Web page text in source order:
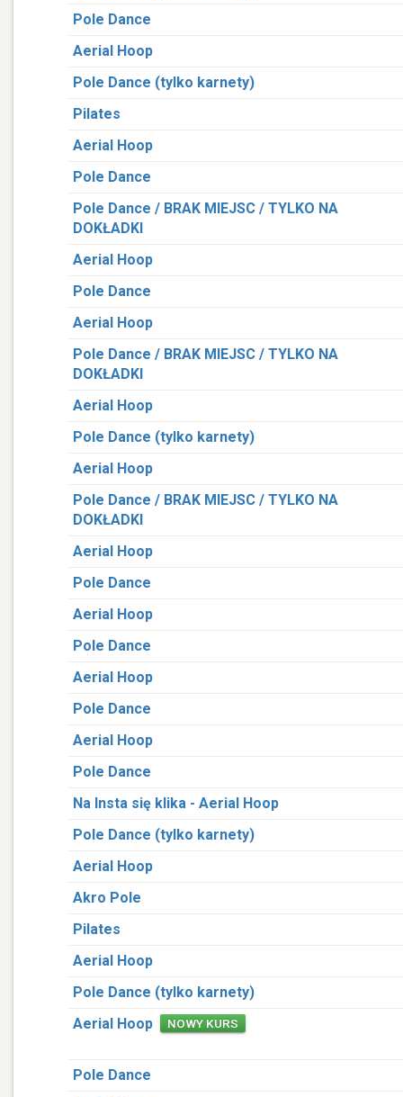
Pole Dance
Aerial Hoop
Pole Dance (tylko karnety)
Pilates
Aerial Hoop
Pole Dance
Pole Dance / BRAK MIEJSC / TYLKO NA
DOKŁADKI
Aerial Hoop
Pole Dance
Aerial Hoop
Pole Dance / BRAK MIEJSC / TYLKO NA
DOKŁADKI
Aerial Hoop
Pole Dance (tylko karnety)
Aerial Hoop
Pole Dance / BRAK MIEJSC / TYLKO NA
DOKŁADKI
Aerial Hoop
Pole Dance
Aerial Hoop
Pole Dance
Aerial Hoop
Pole Dance
Aerial Hoop
Pole Dance
Na Insta się klika - Aerial Hoop
Pole Dance (tylko karnety)
Aerial Hoop
Akro Pole
Pilates
Aerial Hoop
Pole Dance (tylko karnety)
Aerial Hoop
NOWY KURS
Pole Dance